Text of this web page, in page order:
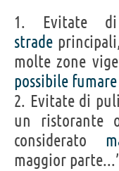
1. Evitate
strade
molte zone
possibile fumare
2. Evitate di
un ristorante
considerato
maggior